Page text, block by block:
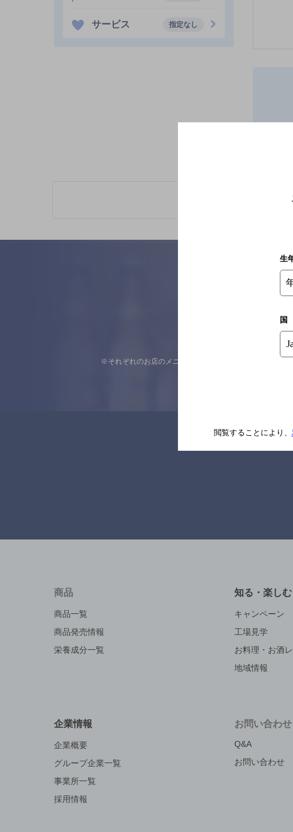
サービス 指定なし
※それぞれのお店のメニューや営業時間などの掲載情報につ
商品
商品一覧
商品発売情報
栄養成分一覧
知る・楽しむ
キャンペーン
工場見学
お料理・お酒
地域情報
企業情報
企業概要
グループ企業一覧
事業所一覧
採用情報
お問い合わせ
Q&A
お問い合わせ
生
国
閲覧することにより、